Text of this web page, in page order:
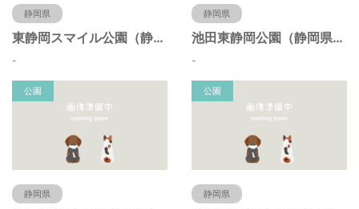
静岡県
東静岡スマイル公園（静岡県静岡市）
-
静岡県
池田東静岡公園（静岡県静岡市）
-
公園
静岡県
公園
静岡県